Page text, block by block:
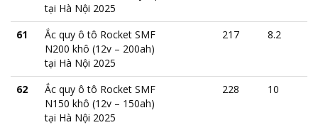
tại Hà Nội 2025
61
Ắc quy ô tô Rocket SMF
N200 khô (12v – 200ah)
tại Hà Nội 2025
217 8.2
62
Ắc quy ô tô Rocket SMF
N150 khô (12v – 150ah)
tại Hà Nội 2025
228 10